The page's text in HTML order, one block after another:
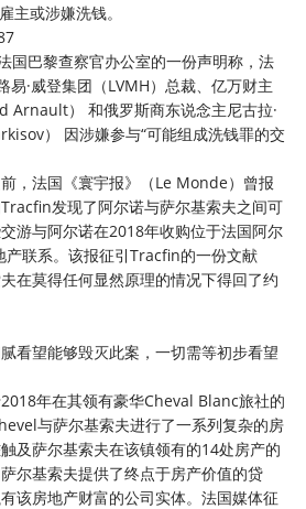
或涉嫌洗钱。
巴黎查察官办公室的一份声明称，法
易·威登集团（LVMH）总裁、亿万财主
Arnault） 和俄罗斯商东说念主尼古拉·
） 因涉嫌参与“可能组成洗钱罪的交
法国《寰宇报》（Le Monde）曾报
发现了阿尔诺与萨尔基索夫之间可
游与阿尔诺在2018年收购位于法国阿尔
联系。该报征引Tracfin的一份文献
在莫得任何显然原理的情况下得回了约
望能够毁灭此案，一切需等初步看望
年在其领有豪华Cheval Blanc旅社的
与萨尔基索夫进行了一系列复杂的房
及萨尔基索夫在该镇领有的14处房产的
尔基索夫提供了终点于房产价值的贷
该房地产财富的公司实体。法国媒体征